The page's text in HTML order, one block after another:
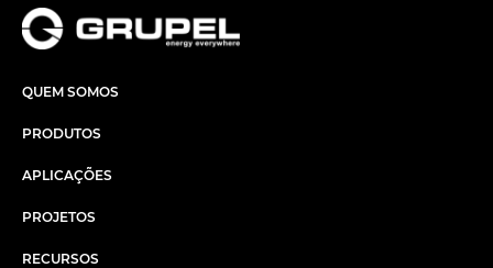
QUEM SOMOS
PRODUTOS
APLICAÇÕES
PROJETOS
RECURSOS